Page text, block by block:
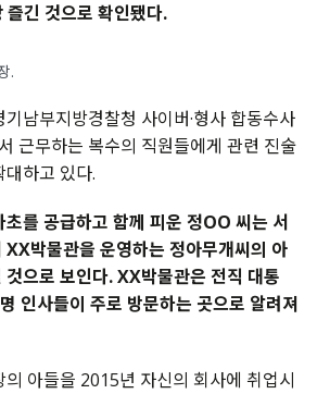
즐긴 것으로 확인됐다.
.
기남부지방경찰청 사이버·형사 합동수사
근무하는 복수의 직원들에게 관련 진술
대하고 있다.
초를 공급하고 함께 피운 정OO 씨는 서
XX박물관을 운영하는 정아무개씨의 아
것으로 보인다. XX박물관은 전직 대통
인사들이 주로 방문하는 곳으로 알려져
의 아들을 2015년 자신의 회사에 취업시